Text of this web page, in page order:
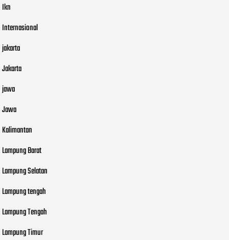
Ikn
Internasional
jakarta
Jakarta
jawa
Jawa
Kalimantan
Lampung Barat
Lampung Selatan
Lampung tengah
Lampung Tengah
Lampung Timur